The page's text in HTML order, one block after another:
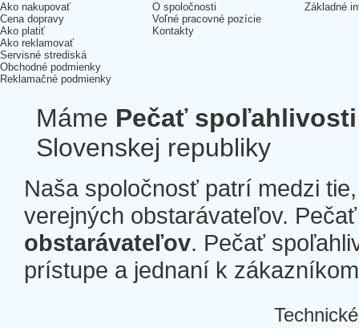
Ako nakupovať
Cena dopravy
Ako platiť
Ako reklamovať
Servisné strediská
Obchodné podmienky
Reklamačné podmienky
O spoločnosti
Voľné pracovné pozície
Kontakty
Základné
Máme Pečať spoľahlivosti
Slovenskej republiky
Naša spoločnosť patrí medzi
verejných obstarávateľov.
obstarávateľov. Pečať
prístupe a jednaní k